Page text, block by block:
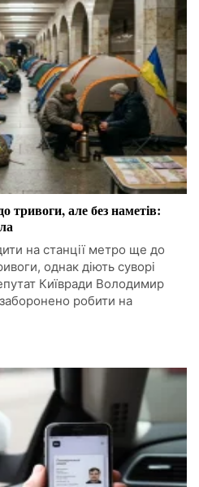
але без наметів:
на станції метро ще до
однак діють суворі
Київради Володимир
робити на